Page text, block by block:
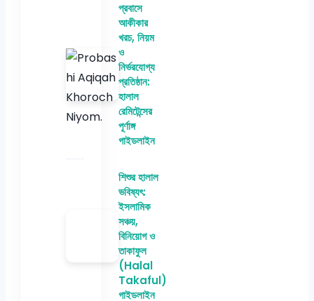
প্রবাসে
আকীকার
খরচ, নিয়ম
ও
নির্ভরযোগ্য
প্রতিষ্ঠান:
হালাল
রেমিটেন্সের
পূর্ণাঙ্গ
গাইডলাইন
শিশুর হালাল
ভবিষ্যৎ:
ইসলামিক
সঞ্চয়,
বিনিয়োগ ও
তাকাফুল
(Halal
Takaful)
গাইডলাইন